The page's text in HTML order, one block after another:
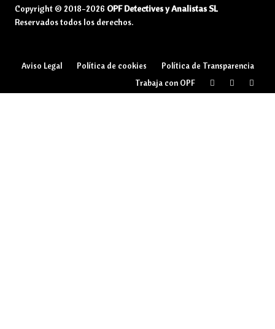
Copyright © 2018-2026 OPF Detectives y Analistas SL
Reservados todos los derechos.
Aviso Legal Política de cookies
Política de Transparencia
Trabaja con OPF